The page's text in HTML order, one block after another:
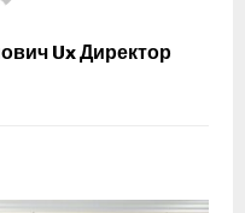
Ux Директор